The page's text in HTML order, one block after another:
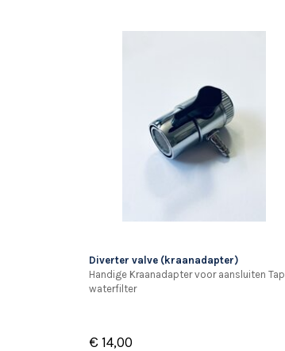
Diverter valve (kraanadapter)
Handige Kraanadapter voor aansluiten Tap
waterfilter
€ 14,00